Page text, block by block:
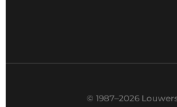
© 1987–2026